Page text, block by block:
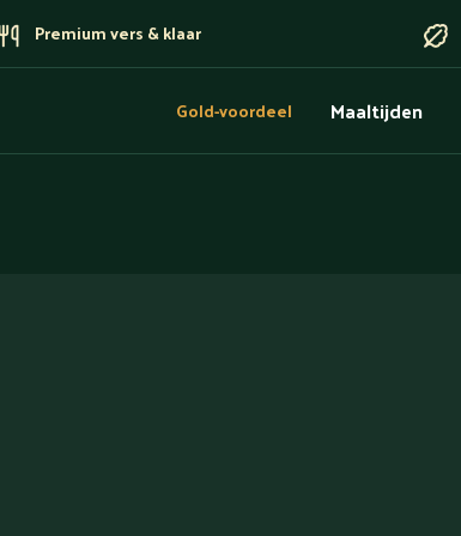
Premium vers & klaar
Gold-voordeel Maaltijden